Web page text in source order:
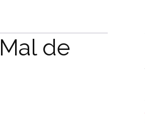
de